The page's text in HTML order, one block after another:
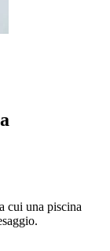
cui una piscina